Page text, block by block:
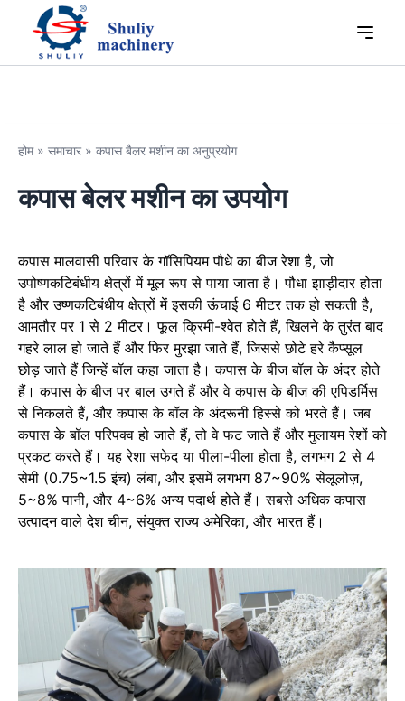
होम» समाचार » कपास बैलर मशीन का अनुप्रयोग
कपास बेलर मशीन का उपयोग
कपास मालवासी परिवार के गॉसिपियम पौधे का बीज रेशा है, जो
उपोष्णकटिबंधीय क्षेत्रों में मूल रूप से पाया जाता है। पौधा झाड़ीदार होता
है और उष्णकटिबंधीय क्षेत्रों में इसकी ऊंचाई 6 मीटर तक हो सकती है,
आमतौर पर 1 से 2 मीटर। फूल क्रिमी-श्वेत होते हैं, खिलने के तुरंत बाद
गहरे लाल हो जाते हैं और फिर मुरझा जाते हैं, जिससे छोटे हरे कैप्सूल
छोड़ जाते हैं जिन्हें बॉल कहा जाता है। कपास के बीज बॉल के अंदर होते
हैं। कपास के बीज पर बाल उगते हैं और वे कपास के बीज की एपिडर्मिस
से निकलते हैं, और कपास के बॉल के अंदरूनी हिस्से को भरते हैं। जब
कपास के बॉल परिपक्व हो जाते हैं, तो वे फट जाते हैं और मुलायम रेशों को
प्रकट करते हैं। यह रेशा सफेद या पीला-पीला होता है, लगभग 2 से 4
सेमी (0.75~1.5 इंच) लंबा, और इसमें लगभग 87~90% सेलूलोज़,
5~8% पानी, और 4~6% अन्य पदार्थ होते हैं। सबसे अधिक कपास
उत्पादन वाले देश चीन, संयुक्त राज्य अमेरिका, और भारत हैं।